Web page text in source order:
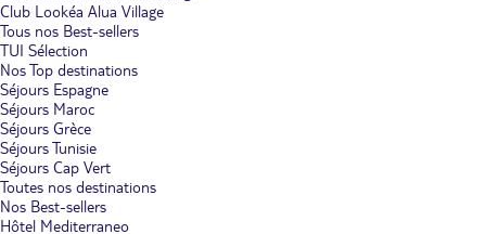
Club Lookéa Alua Village
Tous nos Best-sellers
TUI Sélection
Nos Top destinations
Séjours Espagne
Séjours Maroc
Séjours Grèce
Séjours Tunisie
Séjours Cap Vert
Toutes nos destinations
Nos Best-sellers
Hôtel Mediterraneo